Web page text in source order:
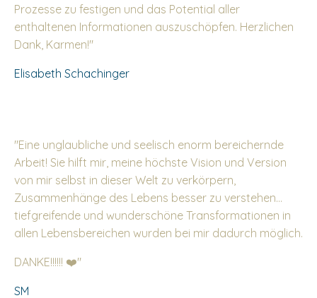
Prozesse zu festigen und das Potential aller
enthaltenen Informationen auszuschöpfen. Herzlichen
Dank, Karmen!"
Elisabeth Schachinger
"Eine unglaubliche und seelisch enorm bereichernde
Arbeit! Sie hilft mir, meine höchste Vision und Version
von mir selbst in dieser Welt zu verkörpern,
Zusammenhänge des Lebens besser zu verstehen…
tiefgreifende und wunderschöne Transformationen in
allen Lebensbereichen wurden bei mir dadurch möglich.
DANKE!!!!!! ❤️"
SM